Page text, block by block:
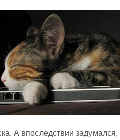
А впоследствии задумался,